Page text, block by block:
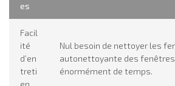
es
Facil
ité
d’en
treti
Nul besoin de nettoyer les
autonettoyante des
énormément de temps.